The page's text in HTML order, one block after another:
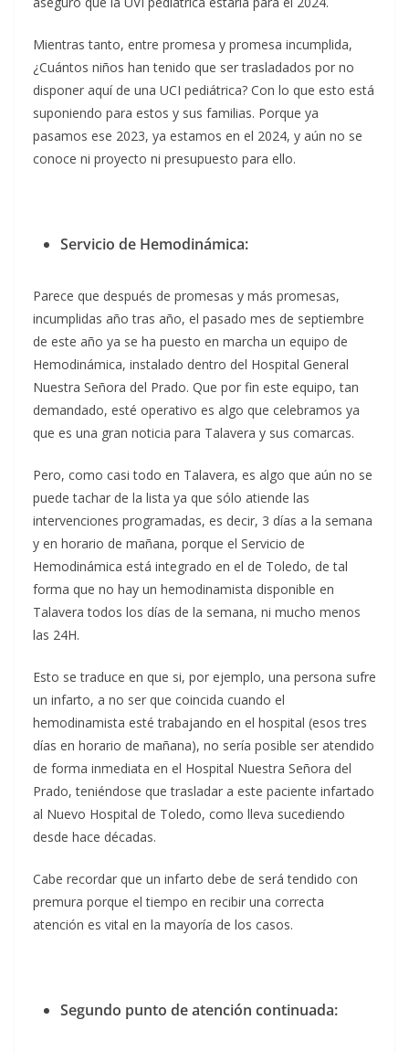
Mientras tanto, entre promesa y promesa incumplida,
¿Cuántos niños han tenido que ser trasladados por no
disponer aquí de una UCI pediátrica? Con lo que esto está
suponiendo para estos y sus familias. Porque ya
pasamos ese 2023, ya estamos en el 2024, y aún no se
conoce ni proyecto ni presupuesto para ello.
Servicio de Hemodinámica:
Parece que después de promesas y más promesas,
incumplidas año tras año, el pasado mes de septiembre
de este año ya se ha puesto en marcha un equipo de
Hemodinámica, instalado dentro del Hospital General
Nuestra Señora del Prado. Que por fin este equipo, tan
demandado, esté operativo es algo que celebramos ya
que es una gran noticia para Talavera y sus comarcas.
Pero, como casi todo en Talavera, es algo que aún no se
puede tachar de la lista ya que sólo atiende las
intervenciones programadas, es decir, 3 días a la semana
y en horario de mañana, porque el Servicio de
Hemodinámica está integrado en el de Toledo, de tal
forma que no hay un hemodinamista disponible en
Talavera todos los días de la semana, ni mucho menos
las 24H.
Esto se traduce en que si, por ejemplo, una persona sufre
un infarto, a no ser que coincida cuando el
hemodinamista esté trabajando en el hospital (esos tres
días en horario de mañana), no sería posible ser atendido
de forma inmediata en el Hospital Nuestra Señora del
Prado, teniéndose que trasladar a este paciente infartado
al Nuevo Hospital de Toledo, como lleva sucediendo
desde hace décadas.
Cabe recordar que un infarto debe de será tendido con
premura porque el tiempo en recibir una correcta
atención es vital en la mayoría de los casos.
Segundo punto de atención continuada: